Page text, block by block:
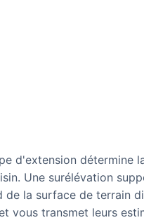
d'extension détermine
Une surélévation
la surface de terrain
vous transmet leurs